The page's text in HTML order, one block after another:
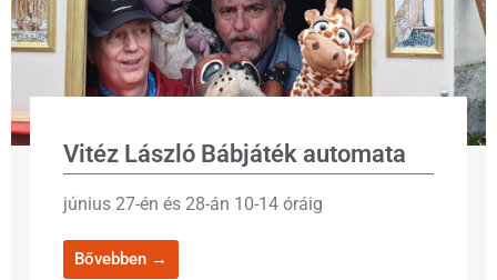
Vitéz László Bábjáték automata
június 27-én és 28-án 10-14 óráig
Bővebben →